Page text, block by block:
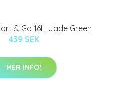
& Go 16L, Jade Green
439 SEK
MER INFO!